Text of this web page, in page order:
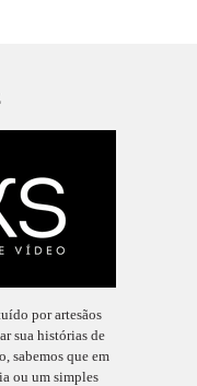
por artesãos
sua histórias de
sabemos que em
ou um simples